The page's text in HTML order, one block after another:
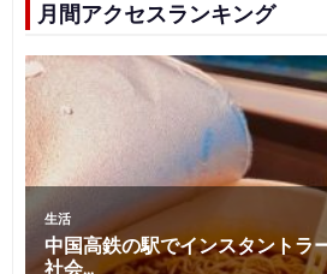
月間アクセスランキング